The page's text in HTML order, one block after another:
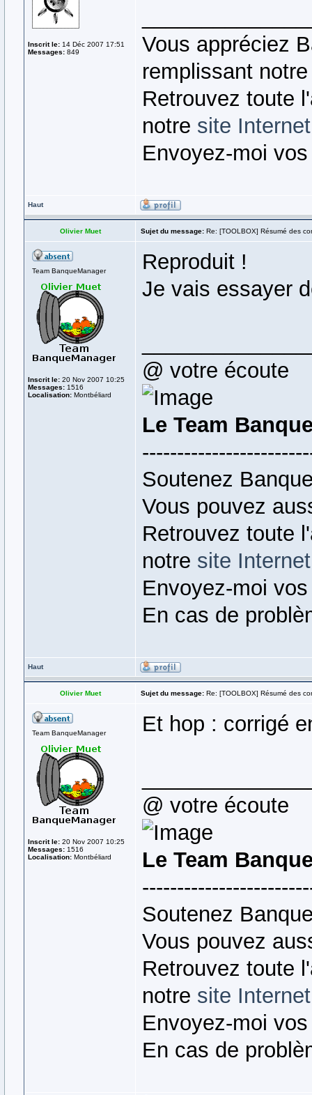
Inscrit le: 14 Déc 2007 17:51
Messages: 849
Vous appréciez
remplissant
Retrouvez toute
notre site Internet
Envoyez-moi
Haut
Olivier Muet Sujet du message: Re: [TOOLBOX] Résumé des
Team BanqueManager
Inscrit le: 20 Nov 2007 10:25
Messages: 1516
Localisation: Montbéliard
Reproduit !
Je vais essayer
@ votre écoute
Le Team
Soutenez
Vous pouvez
Retrouvez toute
notre site Internet
Envoyez-moi
En cas de
Haut
Olivier Muet Sujet du message: Re: [TOOLBOX] Résumé des
Team BanqueManager
Inscrit le: 20 Nov 2007 10:25
Messages: 1516
Localisation: Montbéliard
Et hop : corrigé
@ votre écoute
Le Team
Soutenez
Vous pouvez
Retrouvez toute
notre site Internet
Envoyez-moi
En cas de